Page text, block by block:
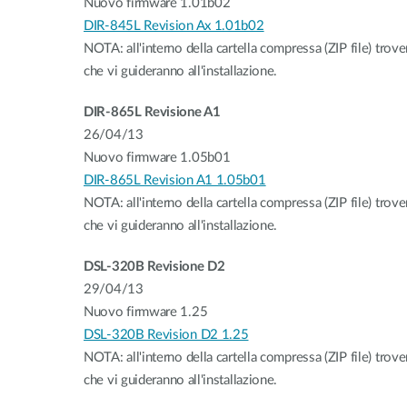
Nuovo firmware 1.01b02
DIR-845L Revision Ax 1.01b02
NOTA: all'interno della cartella compressa (ZIP file)
che vi guideranno all'installazione.
DIR-865L Revisione A1
26/04/13
Nuovo firmware 1.05b01
DIR-865L Revision A1 1.05b01
NOTA: all'interno della cartella compressa (ZIP file)
che vi guideranno all'installazione.
DSL-320B Revisione D2
29/04/13
Nuovo firmware 1.25
DSL-320B Revision D2 1.25
NOTA: all'interno della cartella compressa (ZIP file)
che vi guideranno all'installazione.